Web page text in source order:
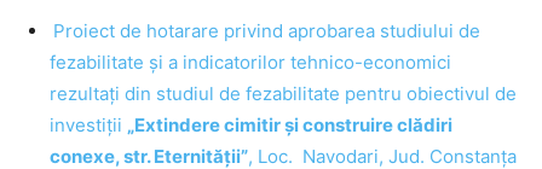
Proiect de hotarare privind aprobarea studiului de
fezabilitate și a indicatorilor tehnico-economici
rezultați din studiul de fezabilitate pentru obiectivul de
investiții „Extindere cimitir și construire clădiri
conexe, str. Eternității”, Loc. Navodari, Jud. Constanța